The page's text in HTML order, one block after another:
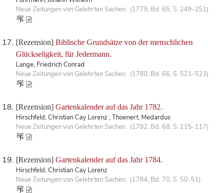
Neue Zeitungen von Gelehrten Sachen. (1779, Bd. 65, S. 249-251)
[Rezension] Biblische Grundsätze von der menschlichen
Glückseligkeit, für Jedermann.
Lange, Friedrich Conrad
Neue Zeitungen von Gelehrten Sachen. (1780, Bd. 66, S. 521-523)
[Rezension] Gartenkalender auf das Jahr 1782.
Hirschfeld, Christian Cay Lorenz ; Thoenert, Medardus
Neue Zeitungen von Gelehrten Sachen. (1782, Bd. 68, S. 115-117)
[Rezension] Gartenkalender auf das Jahr 1784.
Hirschfeld, Christian Cay Lorenz
Neue Zeitungen von Gelehrten Sachen. (1784, Bd. 70, S. 50-51)